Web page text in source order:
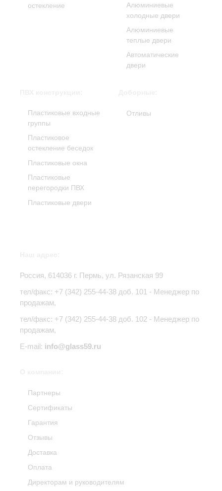
остекление
Алюминиевые
холодные двери
Алюминиевые
теплые двери
Автоматические
двери
Пластиковые входные
группы
Пластиковое
остекление беседок
Пластиковые окна
Пластиковые
перегородки ПВХ
Пластиковые двери
Отливы
Россия, 614036 г. Пермь, ул. Рязанская 99
тел/факс: +7 (342) 255-44-38 доб. 101 - Менеджер по
продажам,
тел/факс: +7 (342) 255-44-38 доб. 102 - Менеджер по
продажам,
E-mail: info@glass59.ru
Партнеры
Сертификаты
Гарантия
Отзывы
Доставка
Оплата
Директорам и руководителям